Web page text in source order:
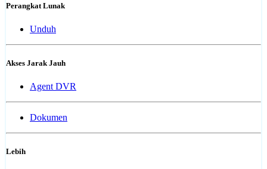
Perangkat Lunak
Unduh
Akses Jarak Jauh
Agent DVR
Dokumen
Lebih